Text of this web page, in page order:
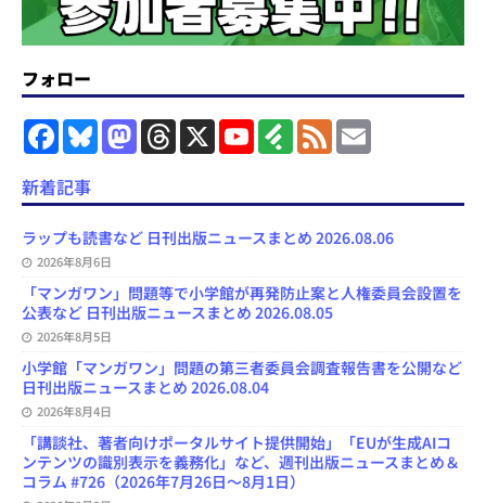
フォロー
F
a
e
b
o
k
B
s
y
M
a
o
o
n
T
h
a
s
X
Y
o
u
e
C
a
n
n
F
e
l
F
e
l
新着記事
ラップも読書など 日刊出版ニュースまとめ 2026.08.06
2026年8月6日
「マンガワン」問題等で小学館が再発防止案と人権委員会設置を
公表など 日刊出版ニュースまとめ 2026.08.05
2026年8月5日
小学館「マンガワン」問題の第三者委員会調査報告書を公開など
日刊出版ニュースまとめ 2026.08.04
2026年8月4日
「講談社、著者向けポータルサイト提供開始」「EUが生成AIコ
ンテンツの識別表示を義務化」など、週刊出版ニュースまとめ＆
コラム #726（2026年7月26日～8月1日）